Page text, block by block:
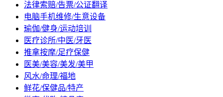
法律索赔/告票/公证翻译
电脑手机维修/生意设备
瑜伽/健身/运动培训
医疗诊所/中医/牙医
推拿按摩/足疗保健
医美/美容/美发/美甲
风水/命理/福地
鲜花/保健品/特产